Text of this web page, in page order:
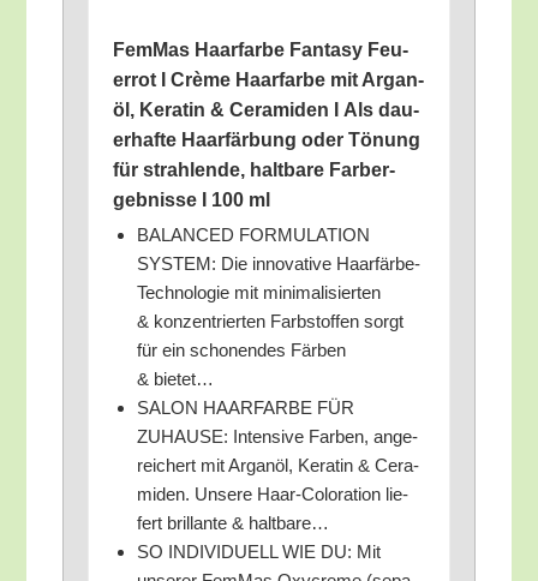
FemMas Haar­far­be Fan­ta­sy Feu­
er­rot I Crè­me Haar­far­be mit Argan­
öl, Kera­tin & Cera­mi­den I Als dau­
er­haf­te Haar­fär­bung oder Tönung
für strah­len­de, halt­ba­re Farb­er­
geb­nis­se I 100 ml
BALANCED FORMULATION
SYSTEM: Die inno­va­ti­ve Haar­fär­be-
Tech­no­lo­gie mit mini­ma­li­sier­ten
& kon­zen­trier­ten Farb­stof­fen sorgt
für ein scho­nen­des Fär­ben
& bietet…
SALON HAARFARBE FÜR
ZUHAUSE: Inten­si­ve Far­ben, ange­
rei­chert mit Argan­öl, Kera­tin & Cera­
mi­den. Unse­re Haar-Colo­ra­ti­on lie­
fert bril­lan­te & haltbare…
SO INDIVIDUELL WIE DU: Mit